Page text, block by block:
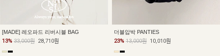
[MADE] 레오파드 리버시블 BAG
13% 33,000원 28,710원
더블압박 PANTIES
23% 13,000원 10,010원